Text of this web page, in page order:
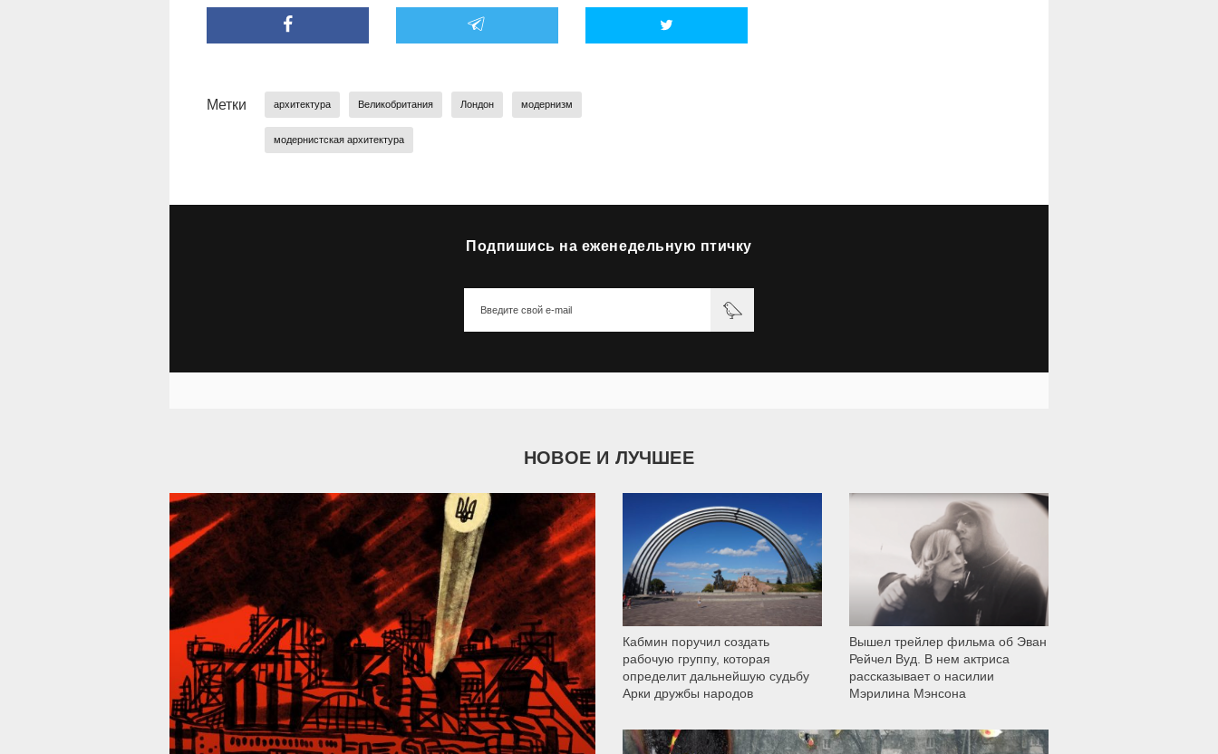
Метки архитектура Великобритания Лондон модернизм
модернистская архитектура
Подпишись на еженедельную птичку
НОВОЕ И ЛУЧШЕЕ
39 287
Кабмин поручил создать
рабочую группу, которая
определит дальнейшую судьбу
Арки дружбы народов
9 786
Вышел трейлер фильма об Эван
Рейчел Вуд. В нем актриса
рассказывает о насилии
Мэрилина Мэнсона